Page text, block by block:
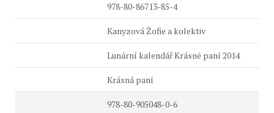
978-80-86713-85-4
Kanyzová Žofie a kolektiv
Lunární kalendář Krásné paní 2014
Krásná paní
978-80-905048-0-6